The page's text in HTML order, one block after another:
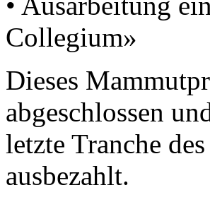
Collegium»
Dieses
abgeschlossen
letzte Tranche
ausbezahlt.